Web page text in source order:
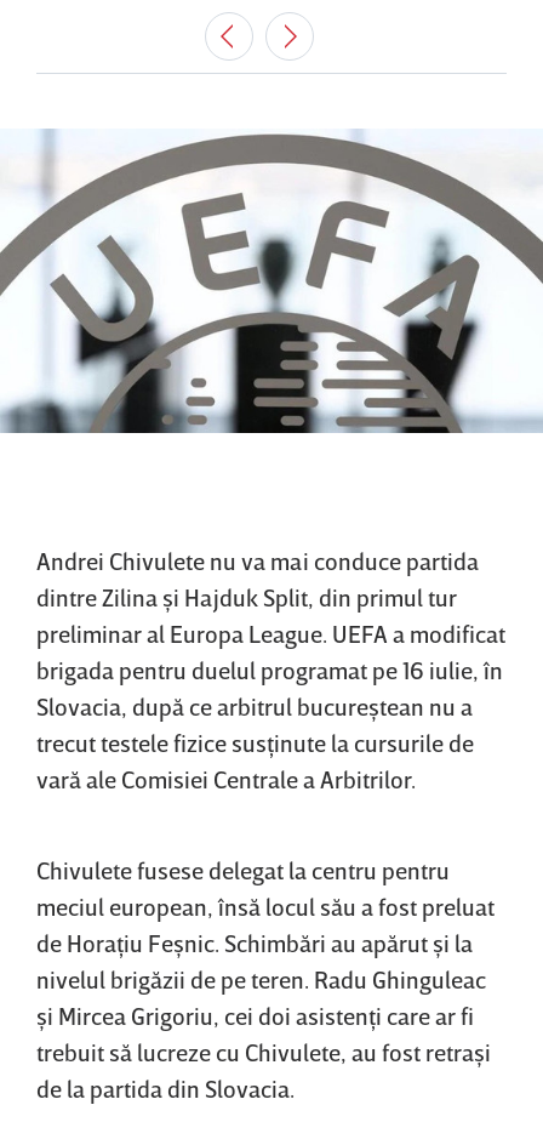
Andrei Chivulete nu va mai conduce partida
dintre Zilina şi Hajduk Split, din primul tur
preliminar al Europa League. UEFA a modificat
brigada pentru duelul programat pe 16 iulie, în
Slovacia, după ce arbitrul bucureştean nu a
trecut testele fizice susţinute la cursurile de
vară ale Comisiei Centrale a Arbitrilor.
Chivulete fusese delegat la centru pentru
meciul european, însă locul său a fost preluat
de Horaţiu Feşnic. Schimbări au apărut şi la
nivelul brigăzii de pe teren. Radu Ghinguleac
şi Mircea Grigoriu, cei doi asistenţi care ar fi
trebuit să lucreze cu Chivulete, au fost retraşi
de la partida din Slovacia.